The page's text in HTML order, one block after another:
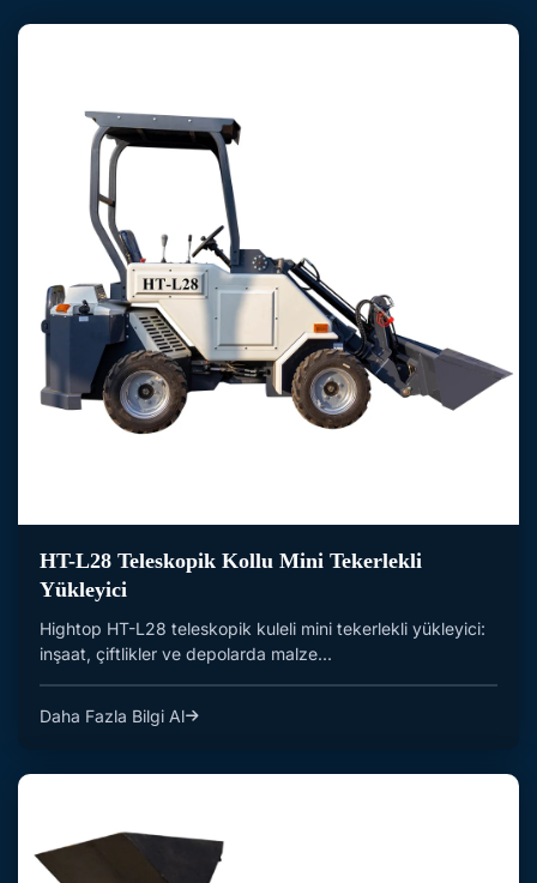
HT-L28 Teleskopik Kollu Mini Tekerlekli
Yükleyici
Hightop HT-L28 teleskopik kuleli mini tekerlekli yükleyici:
inşaat, çiftlikler ve depolarda malze...
Daha Fazla Bilgi Al